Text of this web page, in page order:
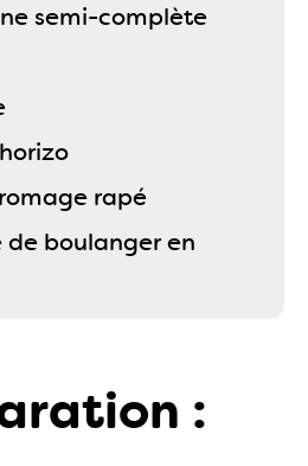
semi-complète
rapé
de boulanger en
: